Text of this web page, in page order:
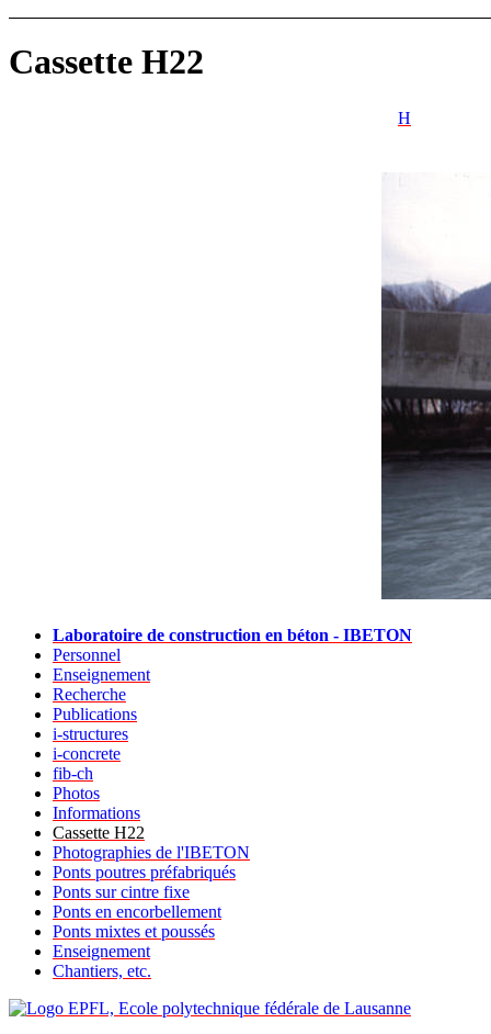
Cassette H22
H
Laboratoire de construction en béton - IBETON
Personnel
Enseignement
Recherche
Publications
i-structures
i-concrete
fib-ch
Photos
Informations
Cassette H22
Photographies de l'IBETON
Ponts poutres préfabriqués
Ponts sur cintre fixe
Ponts en encorbellement
Ponts mixtes et poussés
Enseignement
Chantiers, etc.